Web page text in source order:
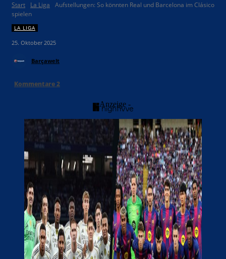
Start La Liga
Aufstellungen: So könnten Real und Barcelona im Clásico
spielen
LA LIGA
25. Oktober 2025
Barçawelt
Kommentare2
- Anzeige -